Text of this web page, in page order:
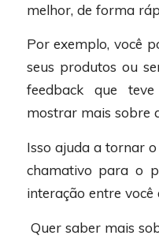
melhor, de forma
Por exemplo, você
seus produtos ou
feedback que
mostrar mais sobre
Isso ajuda a tornar
chamativo para o
interação entre você
Quer saber mais